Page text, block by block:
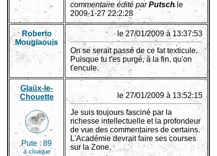
commentaire édité parPutschle
2009-1-27 22:2:28
Roberto
Mouglaouis
le 27/01/2009 à 13:37:53
On se serait passé de ce fat texticule.
Puisque tu t'es purgé, à la fin, qu'on
t'encule.
Glaüx-le-
Chouette
Pute :89
à cloaque
le 27/01/2009 à 13:52:15
Je suis toujours fasciné par la
richesse intellectuelle et la profondeur
de vue des commentaires de certains.
L'Académie devrait faire ses courses
sur la Zone.